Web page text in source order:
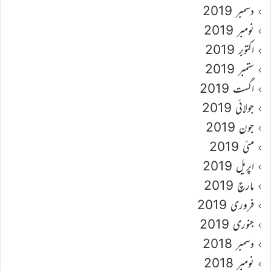
دسمبر 2019
نومبر 2019
اکتوبر 2019
ستمبر 2019
اگست 2019
جولائی 2019
جون 2019
مئی 2019
اپریل 2019
مارچ 2019
فروری 2019
جنوری 2019
دسمبر 2018
نومبر 2018